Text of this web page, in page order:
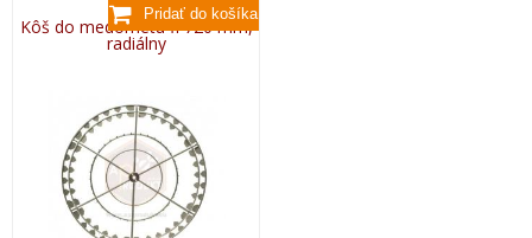
Kôš do medometu fi 720 mm,
radiálny